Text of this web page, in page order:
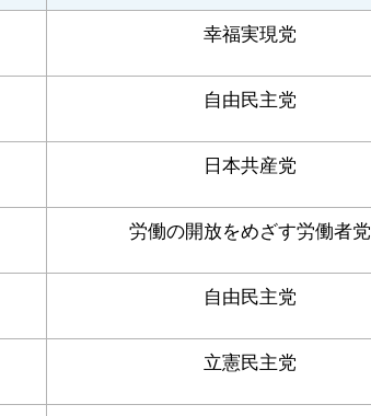
幸福実現党
自由民主党
日本共産党
労働の開放をめざす労働者党
自由民主党
立憲民主党